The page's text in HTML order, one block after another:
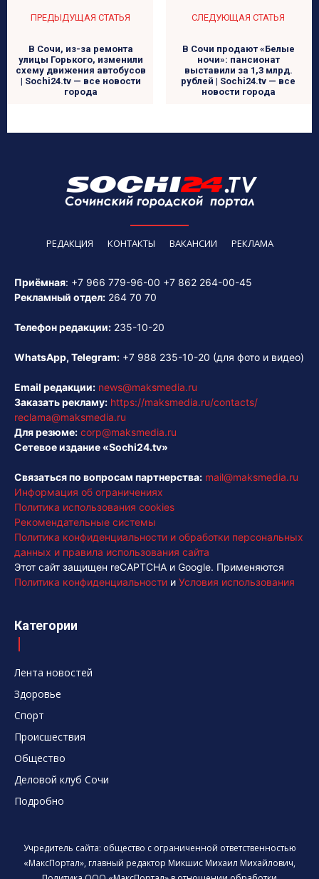
ПРЕДЫДУЩАЯ СТАТЬЯ
В Сочи, из-за ремонта
улицы Горького, изменили
схему движения автобусов
| Sochi24.tv — все новости
города
СЛЕДУЮЩАЯ СТАТЬЯ
В Сочи продают «Белые
ночи»: пансионат
выставили за 1,3 млрд.
рублей | Sochi24.tv — все
новости города
РЕДАКЦИЯ КОНТАКТЫ ВАКАНСИИ РЕКЛАМА
Приёмная: +7 966 779-96-00 +7 862 264-00-45
Рекламный отдел: 264 70 70
Телефон редакции: 235-10-20
WhatsApp, Telegram: +7 988 235-10-20 (для фото и видео)
Email редакции: news@maksmedia.ru
Заказать рекламу: https://maksmedia.ru/contacts/
reclama@maksmedia.ru
Для резюме: corp@maksmedia.ru
Сетевое издание «Sochi24.tv»
Связаться по вопросам партнерства: mail@maksmedia.ru
Информация об ограничениях
Политика использования cookies
Рекомендательные системы
Политика конфиденциальности и обработки персональных
данных и правила использования сайта
Этот сайт защищен reCAPTCHA и Google. Применяются
Политика конфиденциальности и Условия использования
Категории
Лента новостей
Здоровье
Спорт
Происшествия
Общество
Деловой клуб Сочи
Подробно
Учредитель сайта: общество с ограниченной ответственностью
«МаксПортал», главный редактор Микшис Михаил Михайлович,